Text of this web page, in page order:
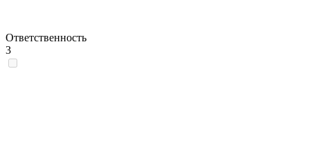
Ответственность
3